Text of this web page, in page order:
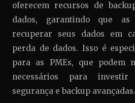
oferecem recursos de
dados, garantindo que as
recuperar seus dados em
perda de dados. Isso é
para as PMEs, que podem
necessários para
segurança e backup avançadas.